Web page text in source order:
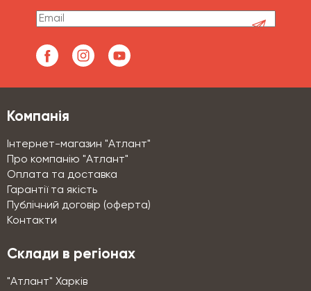
Компанія
Інтернет-магазин "Атлант"
Про компанію "Атлант"
Оплата та доставка
Гарантії та якість
Публічний договір (оферта)
Контакти
Склади в регіонах
"Атлант" Харків